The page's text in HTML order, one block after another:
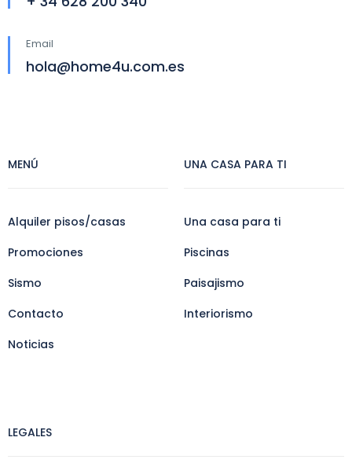
Email
hola@home4u.com.es
MENÚ
Alquiler pisos/casas
Promociones
Sismo
Contacto
Noticias
UNA CASA PARA TI
Una casa para ti
Piscinas
Paisajismo
Interiorismo
LEGALES